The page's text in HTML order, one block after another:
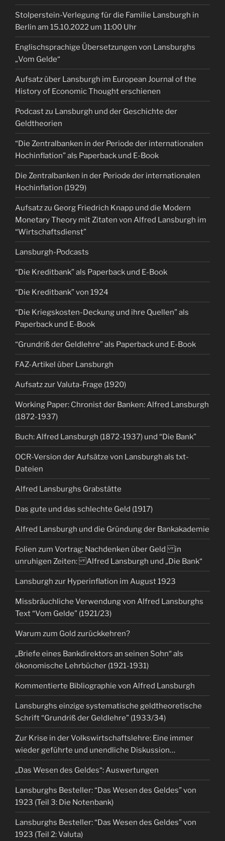
Stolperstein-Verlegung für die Familie Lansburgh in
Berlin am 15.10.2022 um 11:00 Uhr
Englischsprachige Übersetzungen von Lansburghs
„Vom Gelde“
Aufsatz über Lansburgh im European Journal of the
History of Economic Thought erschienen
Podcast zu Lansburgh und der Geschichte der
Geldtheorien
“Die Zentralbanken in der Periode der internationalen
Hochinflation” als Paperback und E-Book
Die Zentralbanken in der Periode der internationalen
Hochinflation (1929)
Aufsatz zu Georg Friedrich Knapp und die Modern
Monetary Theory mit Zitaten von Alfred Lansburgh im
“Wirtschaftsdienst”
Lansburgh-Podcasts
“Die Kreditbank” als Paperback und E-Book
“Die Kreditbank” von 1924
“Die Kriegskosten-Deckung und ihre Quellen” als
Paperback und E-Book
“Grundriß der Geldlehre” als Paperback und E-Book
FAZ-Artikel über Lansburgh
Aufsatz zur Valuta-Frage (1920)
Working Paper: Chronist der Banken: Alfred Lansburgh
(1872-1937)
Buch: Alfred Lansburgh (1872-1937) und “Die Bank”
OCR-Version der Aufsätze von Lansburgh als txt-
Dateien
Alfred Lansburghs Grabstätte
Das gute und das schlechte Geld (1917)
Alfred Lansburgh und die Gründung der Bankakademie
Folien zum Vortrag: Nachdenken über Geld in
unruhigen Zeiten: Alfred Lansburgh und „Die Bank“
Lansburgh zur Hyperinflation im August 1923
Missbräuchliche Verwendung von Alfred Lansburghs
Text “Vom Gelde” (1921/23)
Warum zum Gold zurückkehren?
„Briefe eines Bankdirektors an seinen Sohn“ als
ökonomische Lehrbücher (1921-1931)
Kommentierte Bibliographie von Alfred Lansburgh
Lansburghs einzige systematische geldtheoretische
Schrift “Grundriß der Geldlehre” (1933/34)
Zur Krise in der Volkswirtschaftslehre: Eine immer
wieder geführte und unendliche Diskussion…
„Das Wesen des Geldes“: Auswertungen
Lansburghs Besteller: “Das Wesen des Geldes” von
1923 (Teil 3: Die Notenbank)
Lansburghs Besteller: “Das Wesen des Geldes” von
1923 (Teil 2: Valuta)